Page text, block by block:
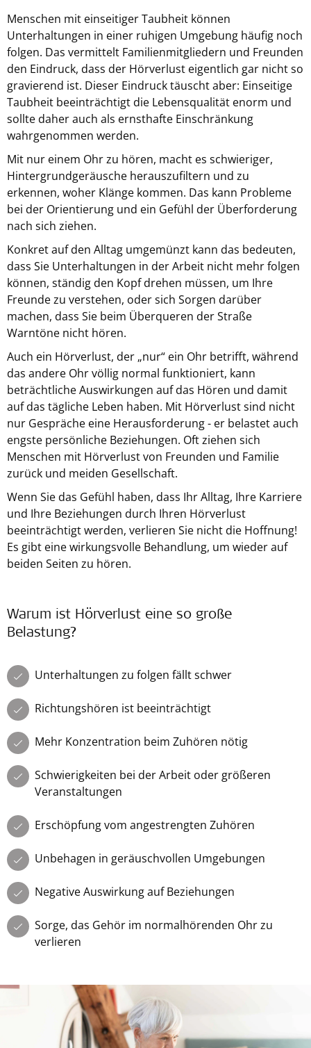
Menschen mit einseitiger Taubheit können
Unterhaltungen in einer ruhigen Umgebung häufig noch
folgen. Das vermittelt Familienmitgliedern und Freunden
den Eindruck, dass der Hörverlust eigentlich gar nicht so
gravierend ist. Dieser Eindruck täuscht aber: Einseitige
Taubheit beeinträchtigt die Lebensqualität enorm und
sollte daher auch als ernsthafte Einschränkung
wahrgenommen werden.
Mit nur einem Ohr zu hören, macht es schwieriger,
Hintergrundgeräusche herauszufiltern und zu
erkennen, woher Klänge kommen. Das kann Probleme
bei der Orientierung und ein Gefühl der Überforderung
nach sich ziehen.
Konkret auf den Alltag umgemünzt kann das bedeuten,
dass Sie Unterhaltungen in der Arbeit nicht mehr folgen
können, ständig den Kopf drehen müssen, um Ihre
Freunde zu verstehen, oder sich Sorgen darüber
machen, dass Sie beim Überqueren der Straße
Warntöne nicht hören.
Auch ein Hörverlust, der „nur“ ein Ohr betrifft, während
das andere Ohr völlig normal funktioniert, kann
beträchtliche Auswirkungen auf das Hören und damit
auf das tägliche Leben haben. Mit Hörverlust sind nicht
nur Gespräche eine Herausforderung - er belastet auch
engste persönliche Beziehungen. Oft ziehen sich
Menschen mit Hörverlust von Freunden und Familie
zurück und meiden Gesellschaft.
Wenn Sie das Gefühl haben, dass Ihr Alltag, Ihre Karriere
und Ihre Beziehungen durch Ihren Hörverlust
beeinträchtigt werden, verlieren Sie nicht die Hoffnung!
Es gibt eine wirkungsvolle Behandlung, um wieder auf
beiden Seiten zu hören.
Warum ist Hörverlust eine so große
Belastung?
Unterhaltungen zu folgen fällt schwer
Richtungshören ist beeinträchtigt
Mehr Konzentration beim Zuhören nötig
Schwierigkeiten bei der Arbeit oder größeren
Veranstaltungen
Erschöpfung vom angestrengten Zuhören
Unbehagen in geräuschvollen Umgebungen
Negative Auswirkung auf Beziehungen
Sorge, das Gehör im normalhörenden Ohr zu
verlieren